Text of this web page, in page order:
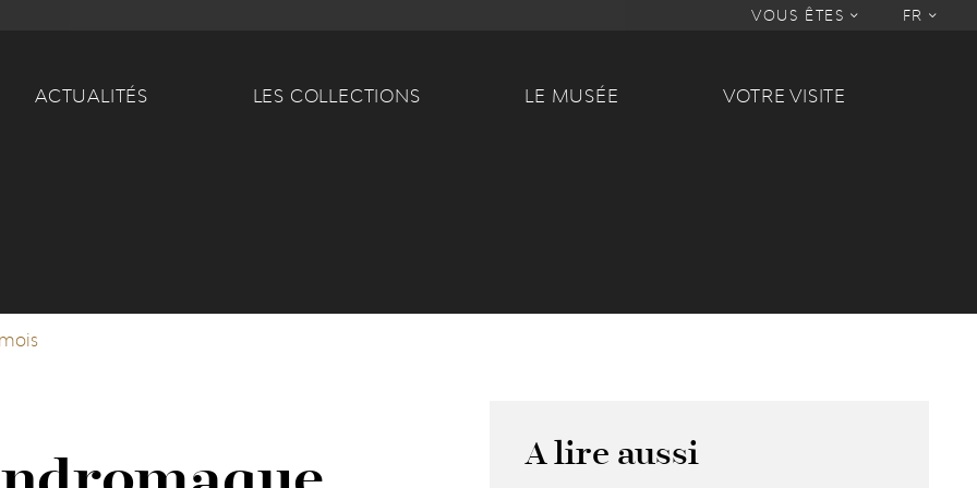
VOUS ÊTES FR
Main navigation
ACTUALITÉS LES COLLECTIONS LE MUSÉE VOTRE VISITE
A lire aussi